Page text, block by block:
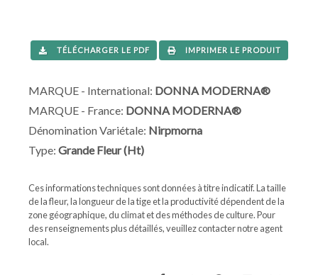
TÉLÉCHARGER LE PDF IMPRIMER LE PRODUIT
MARQUE - International: DONNA MODERNA®
MARQUE - France: DONNA MODERNA®
Dénomination Variétale: Nirpmorna
Type: Grande Fleur (Ht)
Ces informations techniques sont données à titre indicatif. La taille
de la fleur, la longueur de la tige et la productivité dépendent de la
zone géographique, du climat et des méthodes de culture. Pour
des renseignements plus détaillés, veuillez contacter notre agent
local.